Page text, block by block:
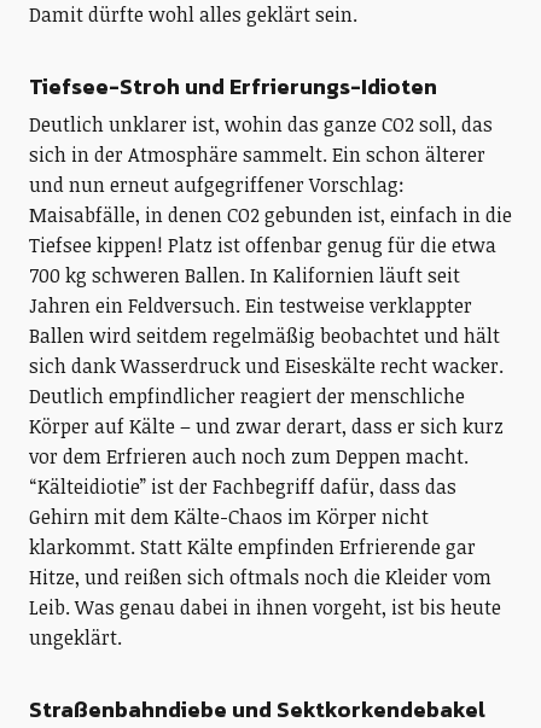
Damit dürfte wohl alles geklärt sein.
Tiefsee-Stroh und Erfrierungs-Idioten
Deutlich unklarer ist, wohin das ganze CO2 soll, das
sich in der Atmosphäre sammelt. Ein schon älterer
und nun erneut aufgegriffener Vorschlag:
Maisabfälle, in denen CO2 gebunden ist, einfach in die
Tiefsee kippen! Platz ist offenbar genug für die etwa
700 kg schweren Ballen. In Kalifornien läuft seit
Jahren ein Feldversuch. Ein testweise verklappter
Ballen wird seitdem regelmäßig beobachtet und hält
sich dank Wasserdruck und Eiseskälte recht wacker.
Deutlich empfindlicher reagiert der menschliche
Körper auf Kälte – und zwar derart, dass er sich kurz
vor dem Erfrieren auch noch zum Deppen macht.
“Kälteidiotie” ist der Fachbegriff dafür, dass das
Gehirn mit dem Kälte-Chaos im Körper nicht
klarkommt. Statt Kälte empfinden Erfrierende gar
Hitze, und reißen sich oftmals noch die Kleider vom
Leib. Was genau dabei in ihnen vorgeht, ist bis heute
ungeklärt.
Straßenbahndiebe und Sektkorkendebakel